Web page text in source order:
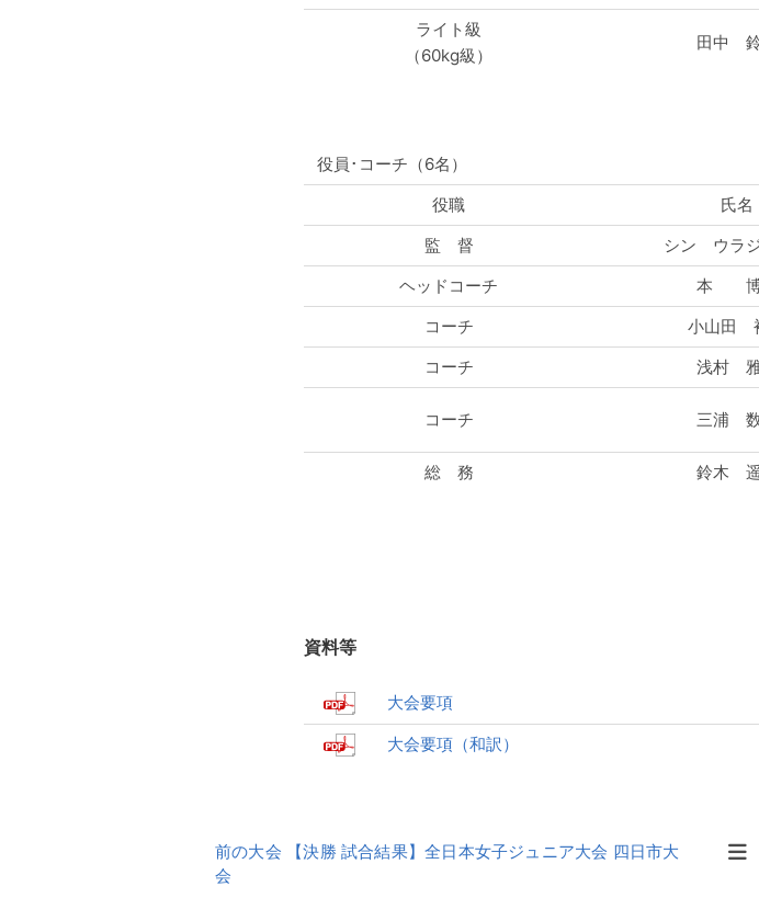
ライト級
（60kg級）
田中
役員･コーチ（6名）
役職
氏名
監 督
シン ウラ
ヘッドコーチ
本 博
コーチ
小山田
コーチ
浅村
コーチ 三浦
総 務
鈴木
資料等
大会要項
大会要項（和訳）
後
の
前の大会 【決勝 試合結果】全日本女子ジュニア大会 四日市大
会